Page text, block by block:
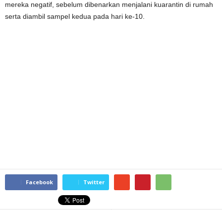
mereka negatif, sebelum dibenarkan menjalani kuarantin di rumah
serta diambil sampel kedua pada hari ke-10.
Facebook Twitter